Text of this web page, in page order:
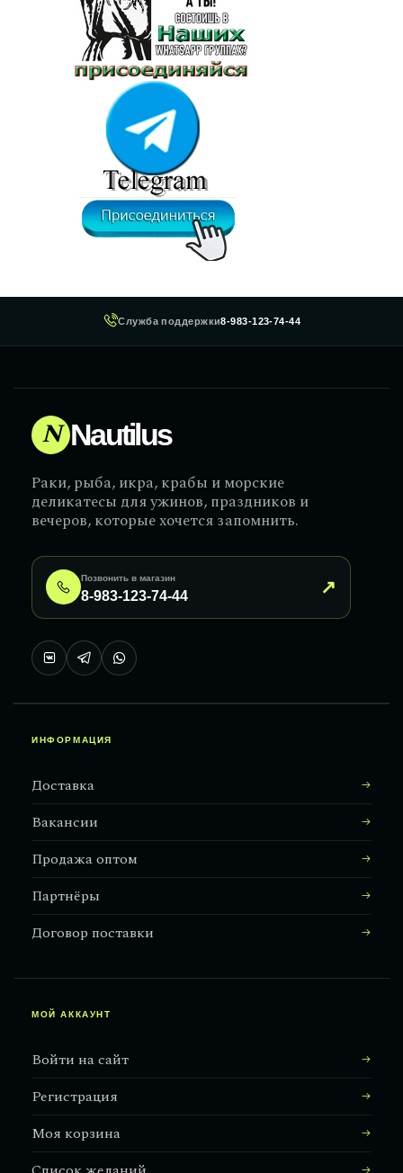
Служба поддержки8-983-123-74-44
N Nautilus
Раки, рыба, икра, крабы и морские
деликатесы для ужинов, праздников и
вечеров, которые хочется запомнить.
Позвонить в магазин
8-983-123-74-44 ↗
ИНФОРМАЦИЯ
Доставка
Вакансии
Продажа оптом
Партнёры
Договор поставки
МОЙ АККАУНТ
Войти на сайт
Регистрация
Моя корзина